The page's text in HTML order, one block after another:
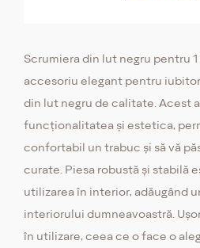
Scrumiera din lut negru pentru
accesoriu elegant pentru
din lut negru de calitate. Acest
funcționalitatea și estetica,
confortabil un trabuc și să vă
curate. Piesa robustă și stabilă
utilizarea în interior, adăugând
interiorului dumneavoastră.
în utilizare, ceea ce o face o